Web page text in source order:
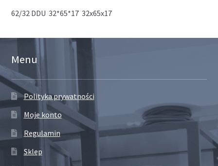
62/32 DDU 32*65*17 32x65x17
Menu
Polityka prywatności
Moje konto
Regulamin
Sklep